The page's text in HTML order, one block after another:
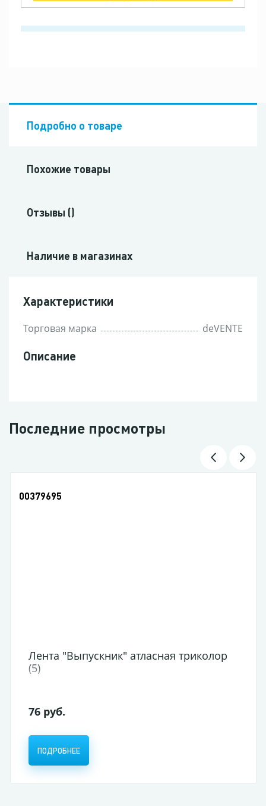
Подробно о товаре
Похожие товары
Отзывы ()
Наличие в магазинах
Характеристики
Торговая марка deVENTE
Описание
Последние просмотры
00379695
Лента "Выпускник" атласная триколор
(5)
76 руб.
ПОДРОБНЕЕ